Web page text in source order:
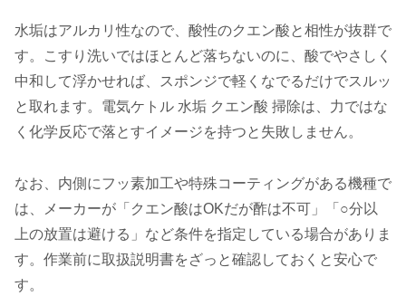
水垢はアルカリ性なので、酸性のクエン酸と相性が抜群で
す。こすり洗いではほとんど落ちないのに、酸でやさしく
中和して浮かせれば、スポンジで軽くなでるだけでスルッ
と取れます。電気ケトル 水垢 クエン酸 掃除は、力ではな
く化学反応で落とすイメージを持つと失敗しません。
なお、内側にフッ素加工や特殊コーティングがある機種で
は、メーカーが「クエン酸はOKだが酢は不可」「○分以
上の放置は避ける」など条件を指定している場合がありま
す。作業前に取扱説明書をざっと確認しておくと安心で
す。